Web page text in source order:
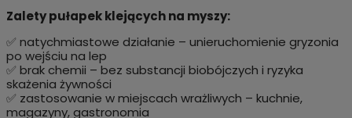
Zalety pułapek klejących na myszy:
✅ natychmiastowe działanie – unieruchomienie gryzonia
po wejściu na lep
✅ brak chemii – bez substancji biobójczych i ryzyka
skażenia żywności
✅ zastosowanie w miejscach wrażliwych – kuchnie,
magazyny, gastronomia